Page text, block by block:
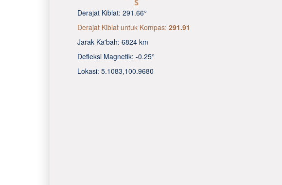
Derajat Kiblat: 291.66°
Derajat Kiblat untuk Kompas: 291.91
Jarak Ka'bah: 6824 km
Defleksi Magnetik: -0.25°
Lokasi: 5.1083,100.9680